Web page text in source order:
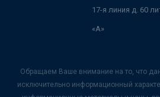
17-я линия д. 60
«А»
Обращаем Ваше внимание на то, что
исключительно информационный